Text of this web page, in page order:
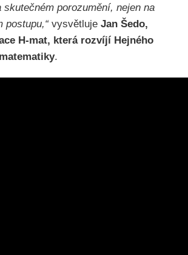
skutečném porozumění, nejen na
postupu,“ vysvětluje Jan Šedo,
H-mat, která rozvíjí Hejného
.